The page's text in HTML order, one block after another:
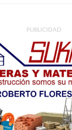
PUBLICIDAD